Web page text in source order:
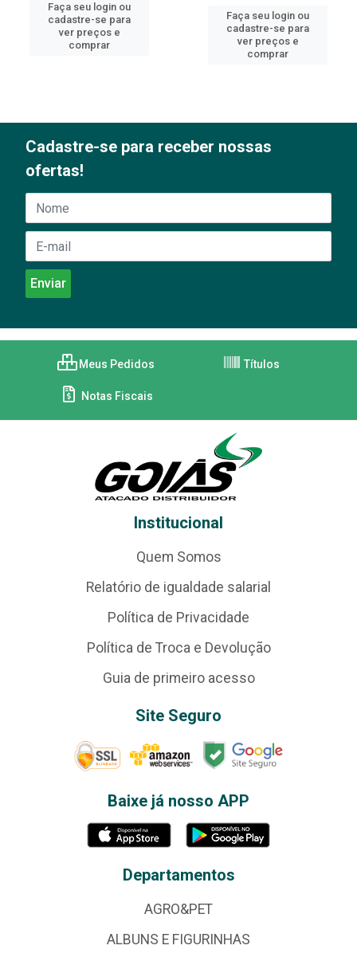
Faça seu login ou
cadastre-se para
ver preços e
comprar
Faça seu login ou
cadastre-se para
ver preços e
comprar
Cadastre-se para receber nossas
ofertas!
Meus Pedidos Títulos
Notas Fiscais
Institucional
Quem Somos
Relatório de igualdade salarial
Política de Privacidade
Política de Troca e Devolução
Guia de primeiro acesso
Site Seguro
Baixe já nosso APP
Departamentos
AGRO&PET
ALBUNS E FIGURINHAS